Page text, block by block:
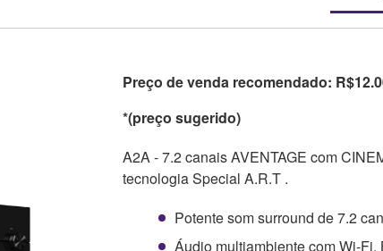
Preço de venda recomendado:
*(preço sugerido)
A2A - 7.2 canais AVENTAGE com
tecnologia Special A.R.T .
Potente som surround de 7.2
Áudio multiambiente com Wi-